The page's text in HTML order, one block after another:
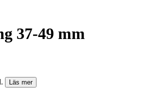
37-49 mm
Läs mer